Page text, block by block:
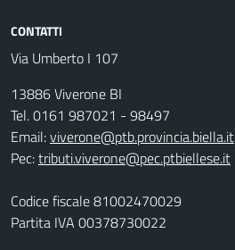
CONTATTI
Via Umberto I 107
13886 Viverone BI
Tel. 0161 987021 - 98497
Email:viverone@ptb.provincia.biella.it
Pec:tributi.viverone@pec.ptbiellese.it
Codice fiscale 81002470029
Partita IVA 00378730022